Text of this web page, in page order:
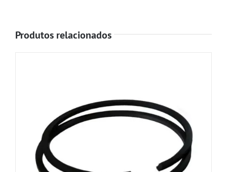
Produtos relacionados